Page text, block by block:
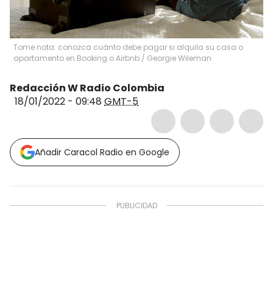
Tome nota: conozca cuánto debe pagar si alquila su casa o
apartamento en Booking o Airbnb / Georgie Wileman
Redacción W Radio Colombia
18/01/2022 - 09:48 GMT-5
Añadir Caracol Radio en Google